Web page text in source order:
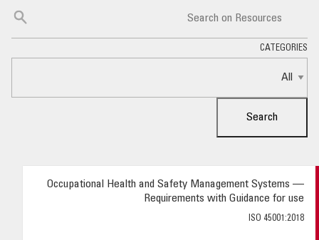
المخاطر والأعمال المتعلقة بالألغام
إدارة المخاطر والذخيرة
CATEGORIES
Search
Occupational Health and Safety Management Systems —
Requirements with Guidance for use
ISO 45001:2018